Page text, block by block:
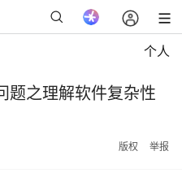
个人
题之理解软件复杂性
版权 举报